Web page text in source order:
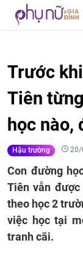
Trước
Tiên
học nào,
Hậu trường 20/
Con đường
Tiên vẫn
theo học 2
việc học tại
tranh cãi.